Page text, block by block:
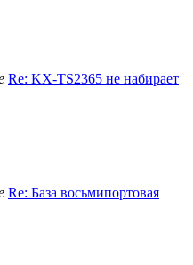
Re: KX-TS2365 не набирает
Re: База восьмипортовая